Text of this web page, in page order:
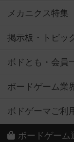
メカニクス特集
掲示板・トピッ
ボドとも・会員
ボードゲーム業
ボドゲーマご利
ボードゲーム